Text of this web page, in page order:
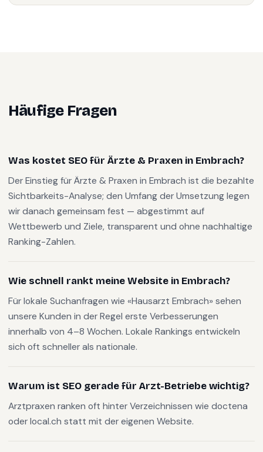
Häufige Fragen
Was kostet SEO für Ärzte & Praxen in Embrach?
Der Einstieg für Ärzte & Praxen in Embrach ist die bezahlte
Sichtbarkeits-Analyse; den Umfang der Umsetzung legen
wir danach gemeinsam fest — abgestimmt auf
Wettbewerb und Ziele, transparent und ohne nachhaltige
Ranking-Zahlen.
Wie schnell rankt meine Website in Embrach?
Für lokale Suchanfragen wie «Hausarzt Embrach» sehen
unsere Kunden in der Regel erste Verbesserungen
innerhalb von 4–8 Wochen. Lokale Rankings entwickeln
sich oft schneller als nationale.
Warum ist SEO gerade für Arzt-Betriebe wichtig?
Arztpraxen ranken oft hinter Verzeichnissen wie doctena
oder local.ch statt mit der eigenen Website.